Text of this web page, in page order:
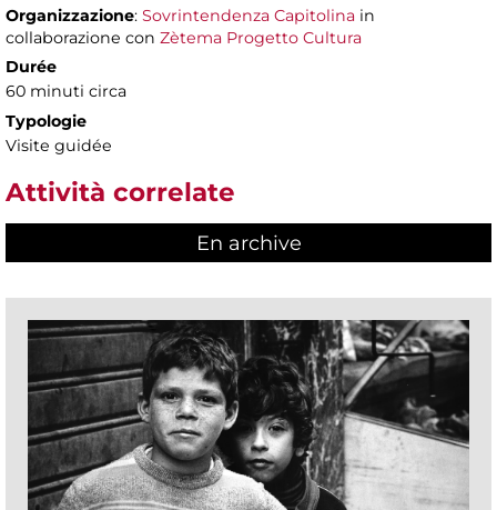
Organizzazione: Sovrintendenza Capitolina in
collaborazione con Zètema Progetto Cultura
Durée
60 minuti circa
Typologie
Visite guidée
Attività correlate
En archive